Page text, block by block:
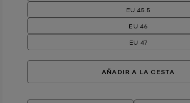
EU 45.5
EU 46
EU 47
AÑADIR A LA CESTA